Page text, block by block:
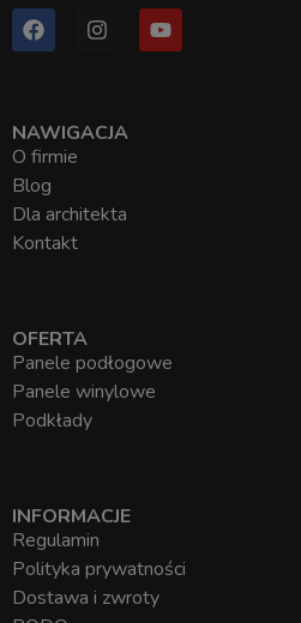
NAWIGACJA
O firmie
Blog
Dla architekta
Kontakt
OFERTA
Panele podłogowe
Panele winylowe
Podkłady
INFORMACJE
Regulamin
Polityka prywatności
Dostawa i zwroty